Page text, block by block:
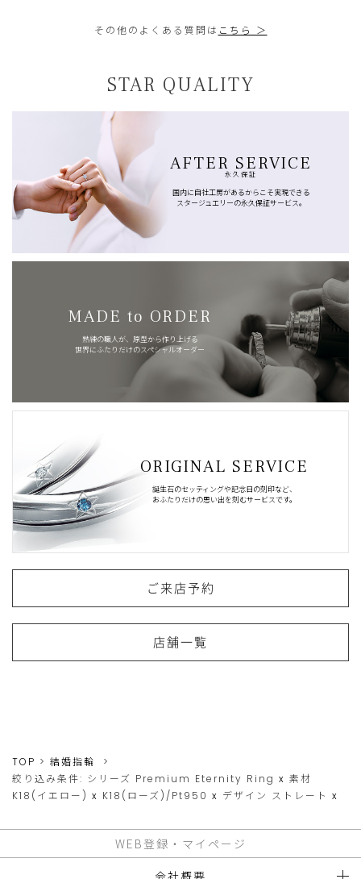
その他のよくある質問は こちら ＞
STAR QUALITY
AFTER SERVICE
永久保証
国内に自社工房があるからこそ実現できる
スタージュエリーの永久保証サービス。
MADE to ORDER
熟練の職人が、原型から作り上げる
世界にふたりだけのスペシャルオーダー
ORIGINAL SERVICE
誕生石のセッティングや記念日の刻印など、
おふたりだけの思い出を刻むサービスです。
ご来店予約
店舗一覧
TOP
結婚指輪
絞り込み条件: シリーズ Premium Eternity Ring x 素材
K18(イエロー) x K18(ローズ)/Pt950 x デザイン ストレート x
WEB登録・マイページ